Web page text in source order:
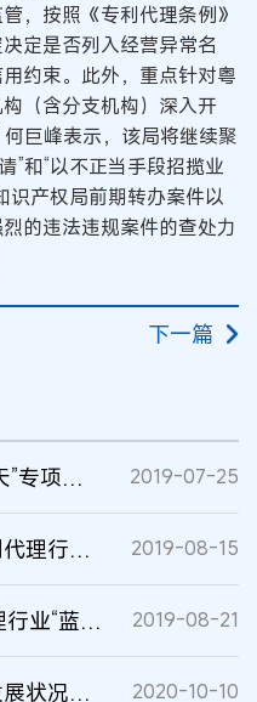
，按照《专利代理条例》
定是否列入经营异常名
约束。此外，重点针对粤
（含分支机构）深入开
何巨峰表示，该局将继续聚
”和“以不正当手段招揽业
识产权局前期转办案件以
的违法违规案件的查处力
下一篇
深化专利代理行业“蓝天”专项整治行动，推动主题教育走深走实 2019-07-25
国知局出实招整治专利代理行业乱象 2019-08-15
2019年湖南省专利代理行业“蓝天”专项整治行动工作方案 2019-08-21
《全国专利代理行业发展状况（2019年）》显示：我国专利代理行业发展势头正劲 2020-10-10